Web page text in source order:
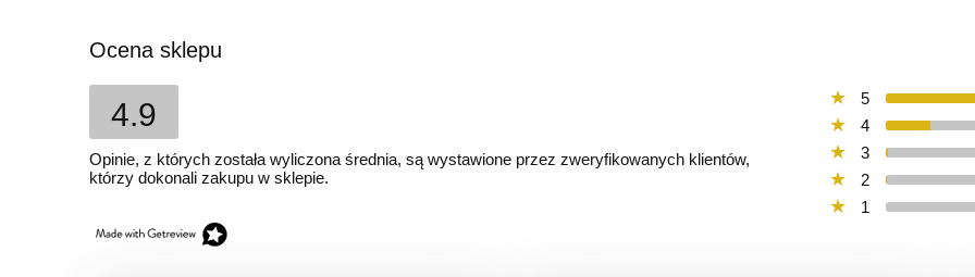
Ocena sklepu
4.9
Opinie, z których została wyliczona średnia, są wystawione przez zweryfikowanych klientów,
którzy dokonali zakupu w sklepie.
5
4
3
2
1